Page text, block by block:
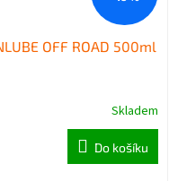
OFF ROAD 500ml
Skladem
Do košíku